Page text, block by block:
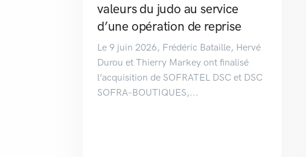
valeurs du judo au service
d’une opération de reprise
Le 9 juin 2026, Frédéric Bataille, Hervé
Durou et Thierry Markey ont finalisé
l’acquisition de SOFRATEL DSC et DSC
SOFRA-BOUTIQUES,...